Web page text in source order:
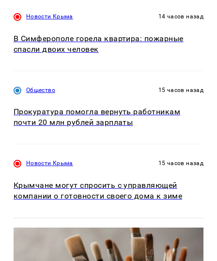
Новости Крыма 14 часов назад
В Симферополе горела квартира: пожарные
спасли двоих человек
Общество 15 часов назад
Прокуратура помогла вернуть работникам
почти 20 млн рублей зарплаты
Новости Крыма 15 часов назад
Крымчане могут спросить с управляющей
компании о готовности своего дома к зиме